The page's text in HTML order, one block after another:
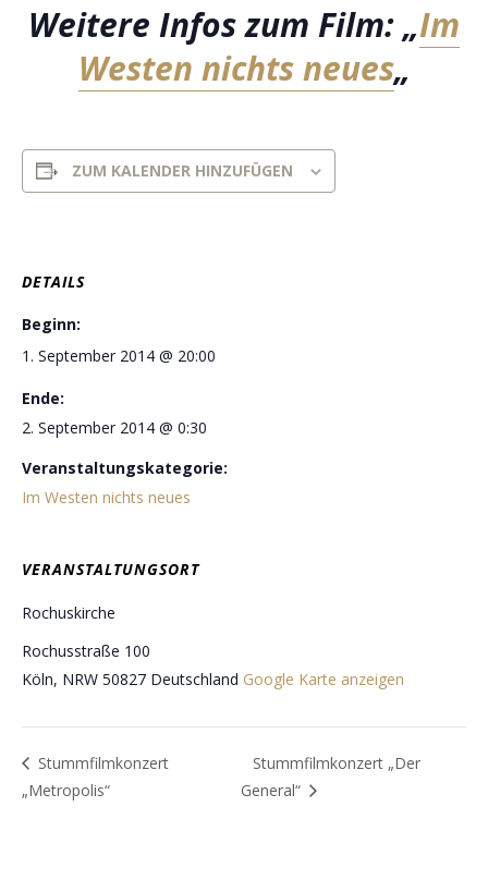
Weitere Infos zum Film: „Im
Westen nichts neues„
ZUM KALENDER HINZUFÜGEN
DETAILS
Beginn:
1. September 2014 @ 20:00
Ende:
2. September 2014 @ 0:30
Veranstaltungskategorie:
Im Westen nichts neues
VERANSTALTUNGSORT
Rochuskirche
Rochusstraße 100
Köln, NRW 50827 Deutschland Google Karte anzeigen
Stummfilmkonzert
„Metropolis“
Stummfilmkonzert „Der
General“